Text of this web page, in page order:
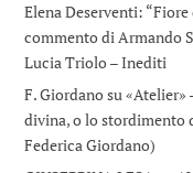
Elena Deserventi:
commento di Armando
Lucia Triolo – Inediti
F. Giordano su «Atelier»
divina, o lo stordimento
Federica Giordano)